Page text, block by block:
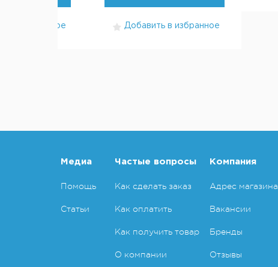
в избранное Добавить в избранное
Медиа
Помощь
Статьи
Частые вопросы
Как сделать заказ
Как оплатить
Как получить товар
О компании
Компания
Адрес магазина
Вакансии
Бренды
Отзывы